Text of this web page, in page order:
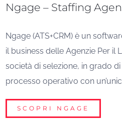
Ngage – Staffing
Ngage (ATS+CRM) è un
il business delle Agenzie Per il
società di selezione, in grado di
processo operativo con
SCOPRI NGAGE